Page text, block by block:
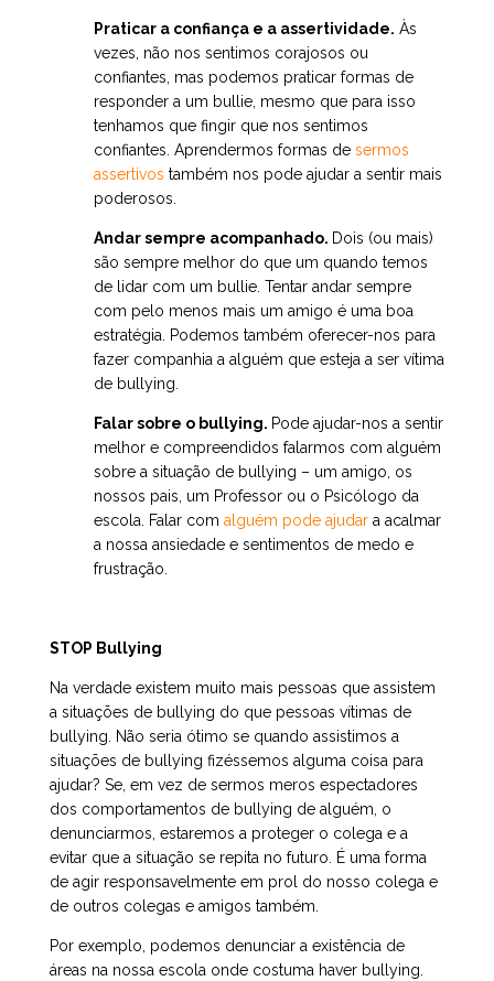
Praticar a confiança e a assertividade. Às
vezes, não nos sentimos corajosos ou
confiantes, mas podemos praticar formas de
responder a um bullie, mesmo que para isso
tenhamos que fingir que nos sentimos
confiantes. Aprendermos formas de sermos
assertivos também nos pode ajudar a sentir mais
poderosos.
Andar sempre acompanhado. Dois (ou mais)
são sempre melhor do que um quando temos
de lidar com um bullie. Tentar andar sempre
com pelo menos mais um amigo é uma boa
estratégia. Podemos também oferecer-nos para
fazer companhia a alguém que esteja a ser vítima
de bullying.
Falar sobre o bullying. Pode ajudar-nos a sentir
melhor e compreendidos falarmos com alguém
sobre a situação de bullying – um amigo, os
nossos pais, um Professor ou o Psicólogo da
escola. Falar com alguém pode ajudar a acalmar
a nossa ansiedade e sentimentos de medo e
frustração.
STOP Bullying
Na verdade existem muito mais pessoas que assistem
a situações de bullying do que pessoas vítimas de
bullying. Não seria ótimo se quando assistimos a
situações de bullying fizéssemos alguma coisa para
ajudar? Se, em vez de sermos meros espectadores
dos comportamentos de bullying de alguém, o
denunciarmos, estaremos a proteger o colega e a
evitar que a situação se repita no futuro. É uma forma
de agir responsavelmente em prol do nosso colega e
de outros colegas e amigos também.
Por exemplo, podemos denunciar a existência de
áreas na nossa escola onde costuma haver bullying.